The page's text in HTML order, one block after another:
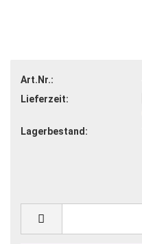
Art.Nr.:
Lieferzeit:
Lagerbestand: